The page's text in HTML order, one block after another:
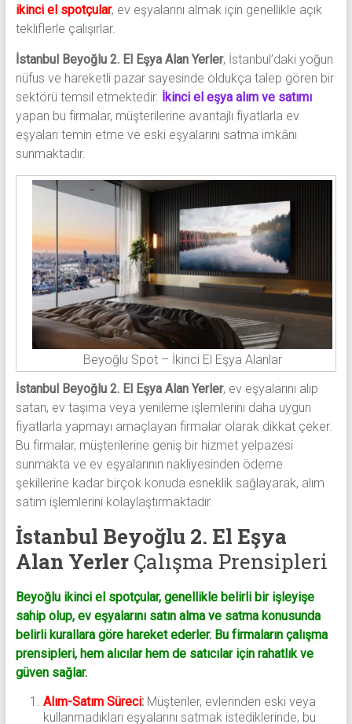
ikinci el spotçular, ev eşyalarını almak için genellikle açık
tekliflerle çalışırlar.
İstanbul Beyoğlu 2. El Eşya Alan Yerler, İstanbul’daki yoğun
nüfus ve hareketli pazar sayesinde oldukça talep gören bir
sektörü temsil etmektedir. İkinci el eşya alım ve satımı
yapan bu firmalar, müşterilerine avantajlı fiyatlarla ev
eşyaları temin etme ve eski eşyalarını satma imkânı
sunmaktadır.
Beyoğlu Spot – İkinci El Eşya Alanlar
İstanbul Beyoğlu 2. El Eşya Alan Yerler, ev eşyalarını alıp
satan, ev taşıma veya yenileme işlemlerini daha uygun
fiyatlarla yapmayı amaçlayan firmalar olarak dikkat çeker.
Bu firmalar, müşterilerine geniş bir hizmet yelpazesi
sunmakta ve ev eşyalarının nakliyesinden ödeme
şekillerine kadar birçok konuda esneklik sağlayarak, alım
satım işlemlerini kolaylaştırmaktadır.
İstanbul Beyoğlu 2. El Eşya
Alan YerlerÇalışma Prensipleri
Beyoğlu ikinci el spotçular, genellikle belirli bir işleyişe
sahip olup, ev eşyalarını satın alma ve satma konusunda
belirli kurallara göre hareket ederler. Bu firmaların çalışma
prensipleri, hem alıcılar hem de satıcılar için rahatlık ve
güven sağlar.
Alım-Satım Süreci:Müşteriler, evlerinden eski veya
kullanmadıkları eşyalarını satmak istediklerinde, bu